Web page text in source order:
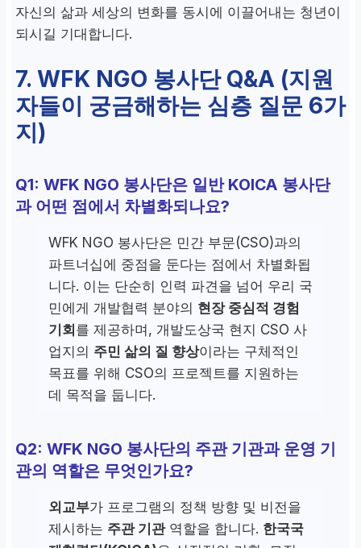
자신의 삶과 세상의 변화를 동시에 이끌어내는 청년이
되시길 기대합니다.
7. WFK NGO 봉사단 Q&A (지원
자들이 궁금해하는 심층 질문 6가
지)
Q1: WFK NGO 봉사단은 일반 KOICA 봉사단
과 어떤 점에서 차별화되나요?
WFK NGO 봉사단은 민간 부문(CSO)과의
파트너십에 중점을 둔다는 점에서 차별화됩
니다. 이는 단순히 인력 파견을 넘어 우리 국
민에게 개발협력 분야의 현장 중심적 경험
기회를 제공하며, 개발도상국 현지 CSO 사
업지의 주민 삶의 질 향상이라는 구체적인
목표를 위해 CSO의 프로젝트를 지원하는
데 목적을 둡니다.
Q2: WFK NGO 봉사단의 주관 기관과 운영 기
관의 역할은 무엇인가요?
외교부가 프로그램의 정책 방향 및 비전을
제시하는 주관 기관역할을 합니다. 한국국